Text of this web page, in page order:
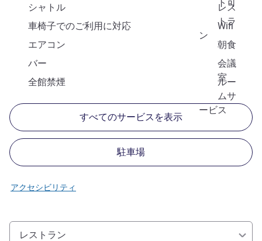
ト可
シャトル
レス
トラ
ン
車椅子でのご利用に対応
Wifi
エアコン
朝食
バー
会議
室
全館禁煙
ルー
ムサ
ービス
すべてのサービスを表示
駐車場
アクセシビリティ
レストラン